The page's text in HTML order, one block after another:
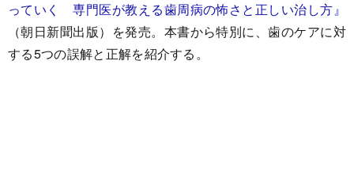
っていく 専門医が教える歯周病の怖さと正しい治し方』
（朝日新聞出版）を発売。本書から特別に、歯のケアに対
する5つの誤解と正解を紹介する。